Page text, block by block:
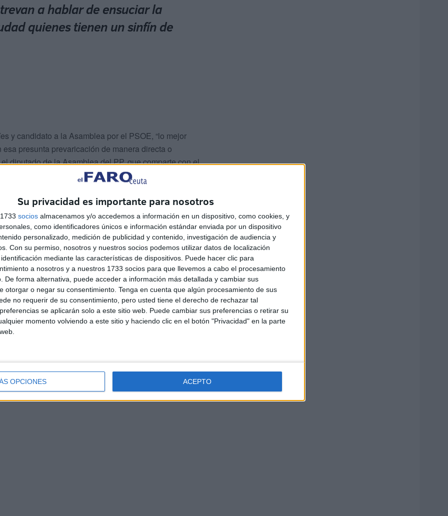
Su privacidad es importante para nosotros
socios almacenamos y/o accedemos a información en un dispositivo, como cookies, y
como identificadores únicos e información estándar enviada por un dispositivo
personalizado, medición de publicidad y contenido, investigación de audiencia y
Con su permiso, nosotros y nuestros socios podemos utilizar datos de localización
mediante las características de dispositivos. Puede hacer clic para
a nosotros y a nuestros 1733 socios para que llevemos a cabo el procesamiento
De forma alternativa, puede acceder a información más detallada y cambiar sus
otorgar o negar su consentimiento. Tenga en cuenta que algún procesamiento de sus
no requerir de su consentimiento, pero usted tiene el derecho de rechazar tal
se aplicarán solo a este sitio web. Puede cambiar sus preferencias o retirar su
momento volviendo a este sitio y haciendo clic en el botón "Privacidad" en la parte
OPCIONES ACEPTO
a hablar de ensuciar la
quienes tienen un sinfín de
y candidato a la Asamblea por el PSOE, “lo mejor
presunta prevaricación de manera directa o
diputado de la Asamblea del PP, que comparte con el
diputado como Vivas se han visto obligados a
cuando se han tratado temas referidos a los
pronunciarse sobre la información aparecida en
de la Autoridad Portuaria, Torrado, ya que resulta
sobre él una petición de fiscalía de 5 años de prisión
no es su labor fiscalizadora sino "la corrupción y